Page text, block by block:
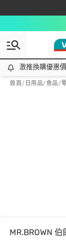
激推換購優惠價！
激推換購優惠
首頁/ 日用品/食品/
MR.BROWN 伯